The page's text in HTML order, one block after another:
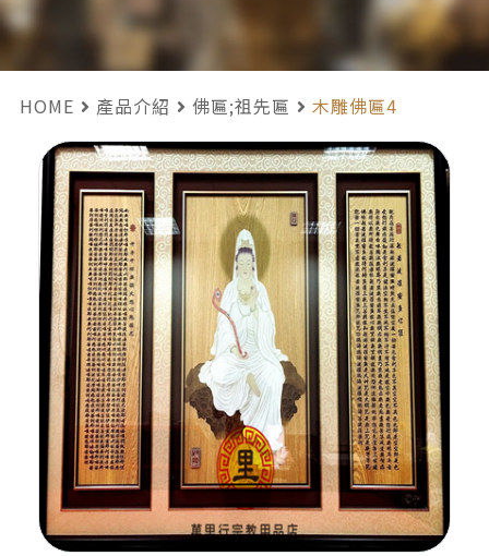
HOME 產品介紹 佛匾;祖先匾 木雕佛匾4